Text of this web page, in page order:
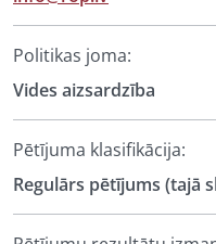
Politikas joma:
Vides aizsardzība
Pētījuma klasifikācija:
Regulārs pētījums (tajā